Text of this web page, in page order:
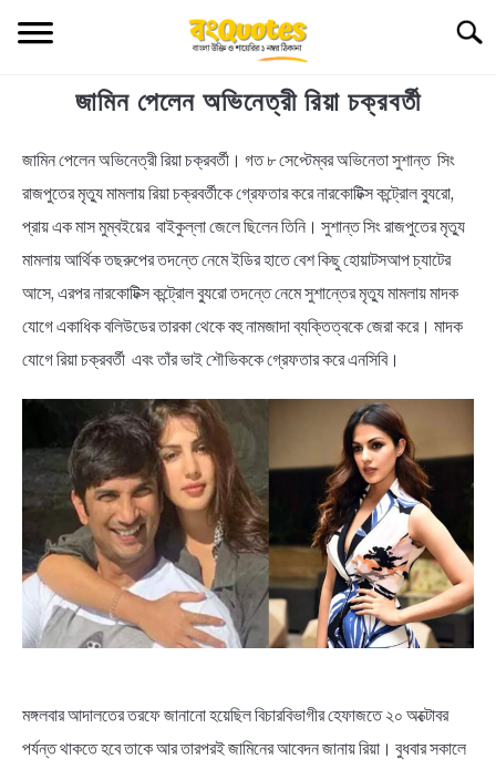
TECHNOLOGY
HEALTH & LIFESTYLE
BIOGRAPHY
EDUCATIONAL
BENGALI WISHES
QUOTES & CAPTIONS
NEWS
BENGALI LYRICS
BENGALI NAMES
জামিন পেলেন অভিনেত্রী রিয়া চক্রবর্তী
in
News
জামিন পেলেন অভিনেত্রী রিয়া চক্রবর্তী। গত ৮ সেপ্টেম্বর অভিনেতা সুশান্ত সিং
রাজপুতের মৃত্যু মামলায় রিয়া চক্রবর্তীকে গ্রেফতার করে নারকোটিক্স কন্ট্রোল ব্যুরো,
প্রায় এক মাস মুম্বইয়ের বাইকুল্লা জেলে ছিলেন তিনি। সুশান্ত সিং রাজপুতের মৃত্যু
মামলায় আর্থিক তছরুপের তদন্তে নেমে ইডির হাতে বেশ কিছু হোয়াটসআপ চ্যাটের
আসে, এরপর নারকোটিক্স কন্ট্রোল ব্যুরো তদন্তে নেমে সুশান্তের মৃত্যু মামলায় মাদক
যোগে একাধিক বলিউডের তারকা থেকে বহু নামজাদা ব্যক্তিত্বকে জেরা করে। মাদক
যোগে রিয়া চক্রবর্তী এবং তাঁর ভাই শৌভিককে গ্রেফতার করে এনসিবি।
মঙ্গলবার আদালতের তরফে জানানো হয়েছিল বিচারবিভাগীর হেফাজতে ২০ অক্টোবর
পর্যন্ত থাকতে হবে তাকে আর তারপরই জামিনের আবেদন জানায় রিয়া। বুধবার সকালে